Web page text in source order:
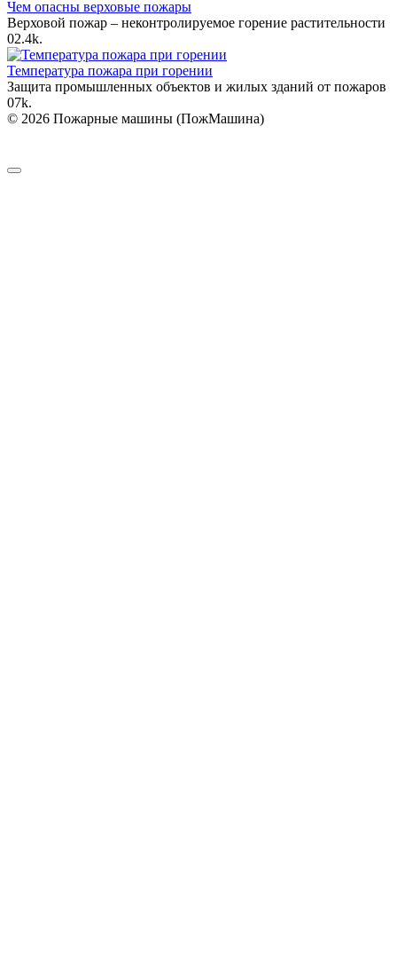
Чем опасны верховые пожары
Верховой пожар – неконтролируемое горение растительности
02.4k.
Температура пожара при горении
Защита промышленных объектов и жилых зданий от пожаров
07k.
© 2026 Пожарные машины (ПожМашина)